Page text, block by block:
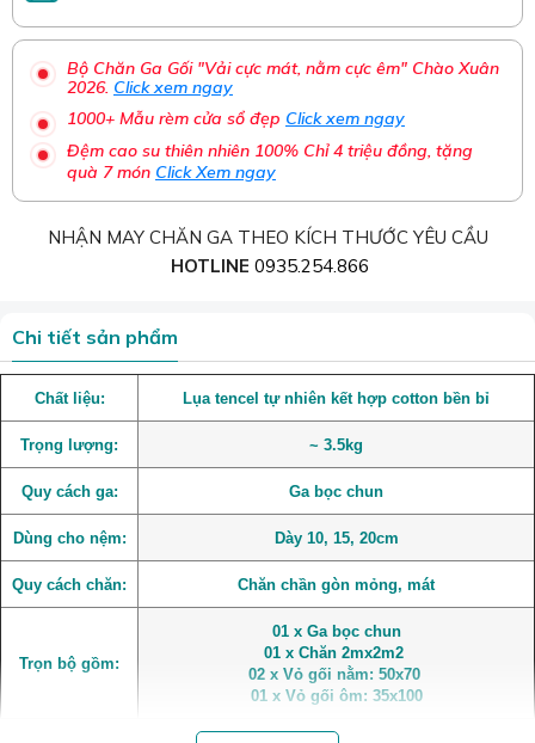
Bộ Chăn Ga Gối "Vải cực mát, nằm cực êm" Chào Xuân
2026. Click xem ngay
1000+ Mẫu rèm cửa sổ đẹp Click xem ngay
Đệm cao su thiên nhiên 100% Chỉ 4 triệu đồng, tặng
quà 7 món Click Xem ngay
NHẬN MAY CHĂN GA THEO KÍCH THƯỚC YÊU CẦU
HOTLINE 0935.254.866
Chi tiết sản phẩm
Chất liệu: Lụa tencel tự nhiên kết hợp cotton bền bỉ
Trọng lượng: ~ 3.5kg
Quy cách ga: Ga bọc chun
Dùng cho nệm: Dày 10, 15, 20cm
Quy cách chăn: Chăn chần gòn mỏng, mát
Trọn bộ gồm:
01 x Ga bọc chun
01 x Chăn 2mx2m2
02 x Vỏ gối nằm: 50x70
01 x Vỏ gối ôm: 35x100